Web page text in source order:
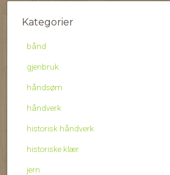
Kategorier
bånd
gjenbruk
håndsøm
håndverk
historisk håndverk
historiske klær
jern